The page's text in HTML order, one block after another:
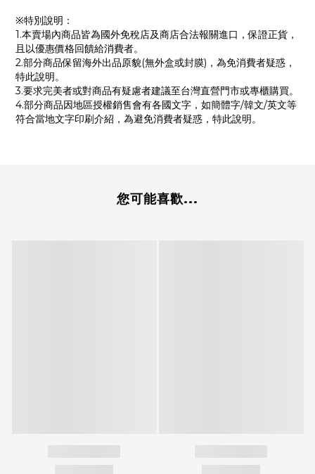
※特別說明：
1.本賣場內商品皆為國外免稅店及商店合法報關進口，保證正貨，
且以優惠價格回饋給消費者。
2.部分商品保留海外出品原貌(無外盒或封膜)，為免消費者疑惑，
特此說明。
3.要求完美者或對商品有疑慮者建議至台灣直營門市或專櫃購買。
4.部分商品因地區授權銷售會有各國文字，如簡體字/韓文/英文等
符合當地文字印刷介紹，為避免消費者疑惑，特此說明。
您可能喜歡...